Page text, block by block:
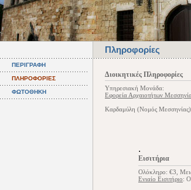
Πληροφορίες
ΠΕΡΙΓΡΑΦΗ
ΠΛΗΡΟΦΟΡΙΕΣ
ΦΩΤΟΘΗΚΗ
Διοικητικές Πληροφορίες
Υπηρεσιακή Μονάδα:
Εφορεία Αρχαιοτήτων
Καρδαμύλη (Νομός Μεσσηνίας)
.
Εισιτήρια
Ολόκληρο: €3,
Ενιαίο Εισιτήριο: